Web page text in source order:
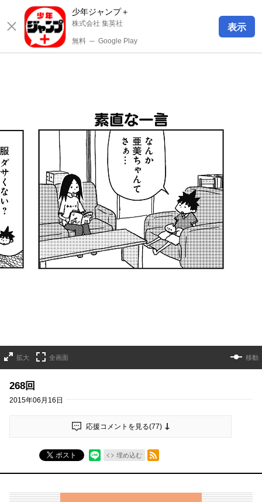
少年ジャンプ＋
株式会社 集英社
無料 ─ Google Play
表示
拡大 全画面 移動
268回
2015年06月16日
応援コメントを見る(77)
ポスト 埋め込む
RSSフィード